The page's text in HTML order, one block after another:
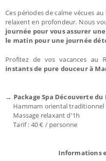
Ces périodes de calme vécues
relaxent en profondeur. Nous
journée pour vous assurer
le matin pour une journée
Profitez de vos vacances au
instants de pure douceur à
→ Package Spa Découverte du
Hammam oriental traditionnel
Massage relaxant d'1h
Tarif : 40 € / personne
Informations